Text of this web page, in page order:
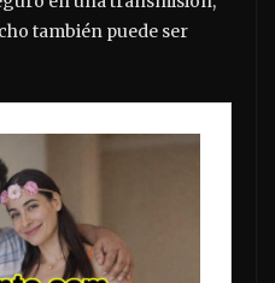
también puede ser